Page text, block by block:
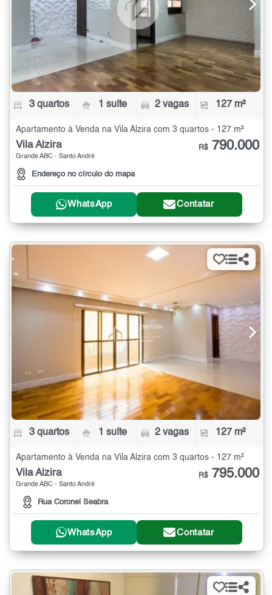
3 quartos 1 suíte 2 vagas 127 m²
Apartamento à Venda na Vila Alzira com 3 quartos - 127 m²
Vila Alzira
Grande ABC - Santo André
Endereço no círculo do mapa
R$ 790.000
WhatsApp Contatar
3 quartos 1 suíte 2 vagas 127 m²
Apartamento à Venda na Vila Alzira com 3 quartos - 127 m²
Vila Alzira
Grande ABC - Santo André
Rua Coronel Seabra
R$ 795.000
WhatsApp Contatar